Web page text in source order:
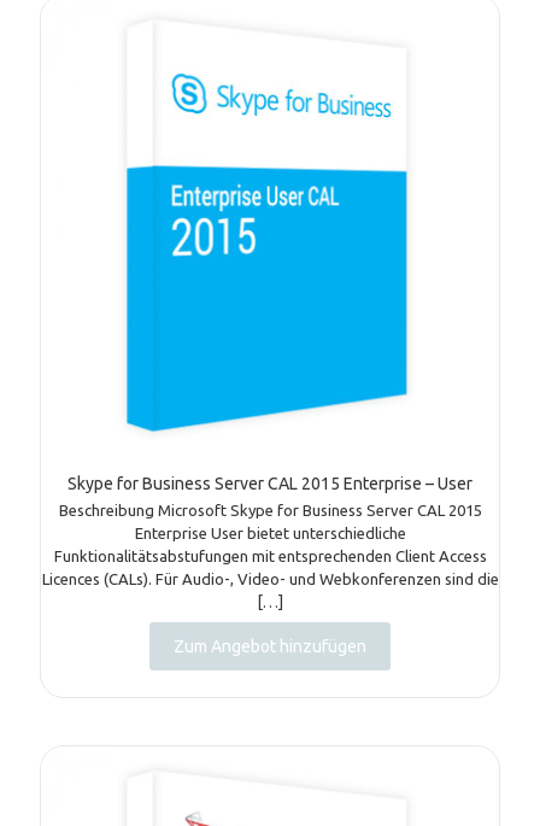
Skype for Business Server CAL 2015 Enterprise – User
Beschreibung Microsoft Skype for Business Server CAL 2015
Enterprise User bietet unterschiedliche
Funktionalitätsabstufungen mit entsprechenden Client Access
Licences (CALs). Für Audio-, Video- und Webkonferenzen sind die
[…]
Zum Angebot hinzufügen